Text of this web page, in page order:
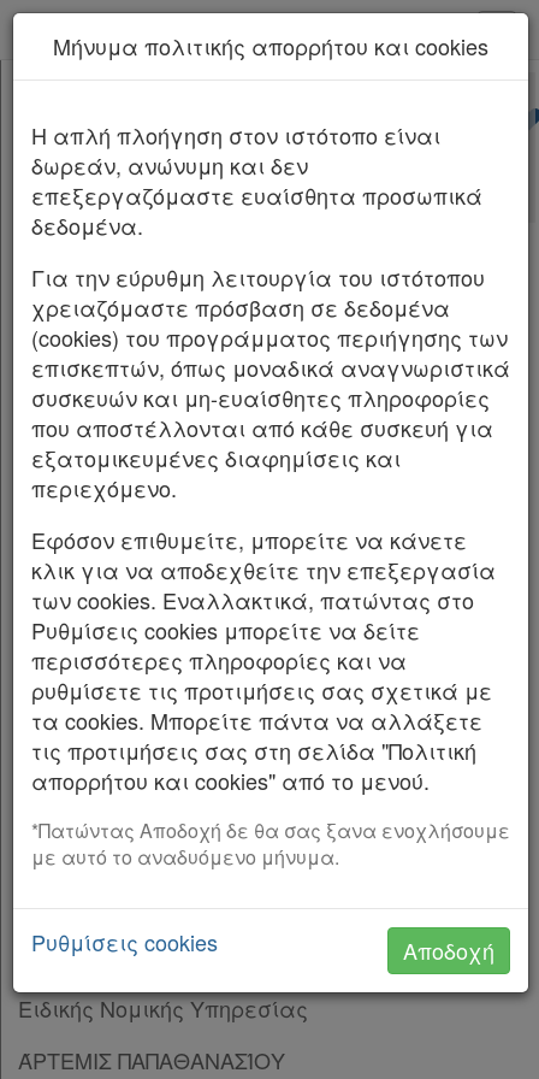
Χρήσιμα
Assistant
Νομολογία
Kodiko
Forum
Αναζήτηση
Κ.Α.Δ.
Διακρατικές
Συμφωνίες
Ελλάδας
Πληροφορίες
Εταιρεία
Κεφαλίδα
Σώμα
Υπογραφές
Νέα υπηρεσία Kodiko Assistant.Περισσότερα
5970/2026
Αριθμ.Φ. 0544/Μ.7803/ΑΣ 5970 ΦΕΚ Α
18/11.02.2026
Θέση σε ισχύ της Συμφωνίας Πολιτιστικής
Συνεργασίας μεταξύ της Κυβέρνησης της
Ελληνικής Δημοκρατίας και της Κυβέρνησης
της Κυπριακής Δημοκρατίας στον Τομέα του
Πολιτισμού.
ΥΠΟΥΡΓΕΙΟ ΕΞΩΤΕΡΙΚΩΝ ΕΙΔΙΚΗ ΝΟΜΙΚΗ
ΥΠΗΡΕΣΙΑ ΤΜΗΜΑ ΔΗΜΟΣΙΟΥ ΔΙΕΘΝΟΥΣ
ΔΙΚΑΙΟΥ ΓΡΑΦΕΙΟ ΔΙΕΘΝΩΝ ΣΥΜΒΑΣΕΩΝ
Το Υπουργείο Εξωτερικών ανακοινώνει ότι η
Συμφωνία Πολιτιστικής Συνεργασίας μεταξύ
της Κυβέρνησης της Ελληνικής Δημοκρατίας
και της Κυβέρνησης της Κυπριακής
Δημοκρατίας στον Τομέα του Πολιτισμού, που
υπογράφηκε στην Λευκωσία, στις 23
Αυγούστου 2024 και κυρώθηκε με τον
ν. 5159/2024 (Α’ 192),
τέθηκε σε ισχύ την 26η Ιανουαρίου 2026,
σύμφωνα με την παρ. 1 του άρθρου 31 αυτής.
Με εντολή Υπουργού Η Προϊσταμένη της
Ειδικής Νομικής Υπηρεσίας
ΆΡΤΕΜΙΣ ΠΑΠΑΘΑΝΑΣΊΟΥ
Μήνυμα πολιτικής απορρήτου και cookies
H απλή πλοήγηση στον ιστότοπο είναι
δωρεάν, ανώνυμη και δεν
επεξεργαζόμαστε ευαίσθητα προσωπικά
δεδομένα.
Για την εύρυθμη λειτουργία του ιστότοπου
χρειαζόμαστε πρόσβαση σε δεδομένα
(cookies) του προγράμματος περιήγησης των
επισκεπτών, όπως μοναδικά αναγνωριστικά
συσκευών και μη-ευαίσθητες πληροφορίες
που αποστέλλονται από κάθε συσκευή για
εξατομικευμένες διαφημίσεις και
περιεχόμενο.
Εφόσον επιθυμείτε, μπορείτε να κάνετε
κλικ για να αποδεχθείτε την επεξεργασία
των cookies. Εναλλακτικά, πατώντας στο
Ρυθμίσεις cookies μπορείτε να δείτε
περισσότερες πληροφορίες και να
ρυθμίσετε τις προτιμήσεις σας σχετικά με
τα cookies. Μπορείτε πάντα να αλλάξετε
τις προτιμήσεις σας στη σελίδα "Πολιτική
απορρήτου και cookies" από το μενού.
*Πατώντας Αποδοχή δε θα σας ξανα ενοχλήσουμε
με αυτό το αναδυόμενο μήνυμα.
Ρυθμίσεις cookies Αποδοχή